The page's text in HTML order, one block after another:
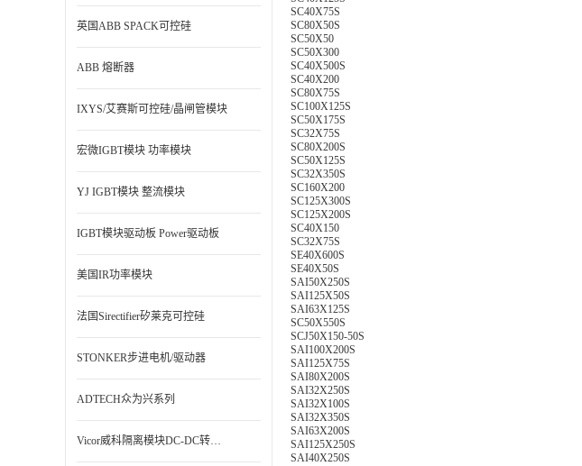
英国ABB SPACK可控硅
ABB 熔断器
IXYS/艾赛斯可控硅/晶闸管模块
宏微IGBT模块 功率模块
YJ IGBT模块 整流模块
IGBT模块驱动板 Power驱动板
美国IR功率模块
法国Sirectifier矽莱克可控硅
STONKER步进电机/驱动器
ADTECH众为兴系列
Vicor威科隔离模块DC-DC转换器
SC40X75S
SC80X50S
SC50X50
SC50X300
SC40X500S
SC40X200
SC80X75S
SC100X125S
SC50X175S
SC32X75S
SC80X200S
SC50X125S
SC32X350S
SC160X200
SC125X300S
SC125X200S
SC40X150
SC32X75S
SE40X600S
SE40X50S
SAI50X250S
SAI125X50S
SAI63X125S
SC50X550S
SCJ50X150-50S
SAI100X200S
SAI125X75S
SAI80X200S
SAI32X250S
SAI32X100S
SAI32X350S
SAI63X200S
SAI125X250S
SAI40X250S